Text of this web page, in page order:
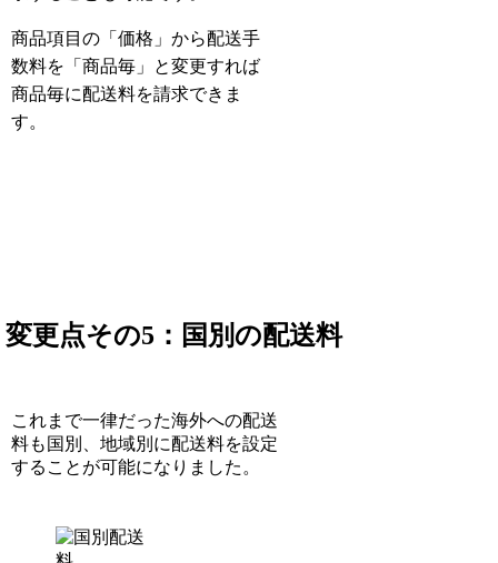
商品項目の「価格」から配送手
数料を「商品毎」と変更すれば
商品毎に配送料を請求できま
す。
変更点その5：国別の配送料
これまで一律だった海外への配送
料も国別、地域別に配送料を設定
することが可能になりました。